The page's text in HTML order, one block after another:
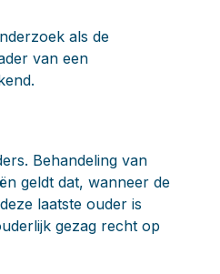
als de
van een
Behandeling van
geldt dat, wanneer de
laatste ouder is
gezag recht op